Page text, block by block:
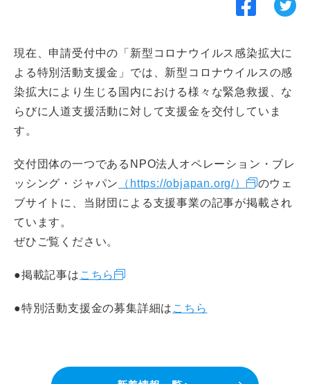
現在、申請受付中の「新型コロナウイルス感染拡大に
よる特別活動支援金」では、新型コロナウイルスの感
染拡大により生じる国内における様々な緊急救援、な
らびに人道支援活動に対して支援金を交付していま
す。
交付団体の一つであるNPO法人オペレーション・ブレ
ッシング・ジャパン
（https://objapan.org/）
のウェ
ブサイトに、当財団による支援事業の記事が掲載され
ています。
ぜひご覧ください。
●掲載記事は こちら
●特別活動支援金の募集詳細は こちら